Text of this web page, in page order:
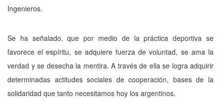
Ingenieros.
Se ha señalado, que por medio de la práctica deportiva se
favorece el espíritu, se adquiere fuerza de voluntad, se ama la
verdad y se desecha la mentira. A través de ella se logra adquirir
determinadas actitudes sociales de cooperación, bases de la
solidaridad que tanto necesitamos hoy los argentinos.